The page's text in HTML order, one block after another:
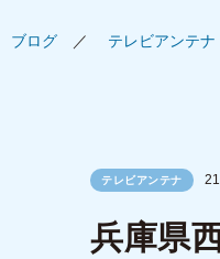
ブログ テレビアンテナ
テレビアンテナ
兵庫県